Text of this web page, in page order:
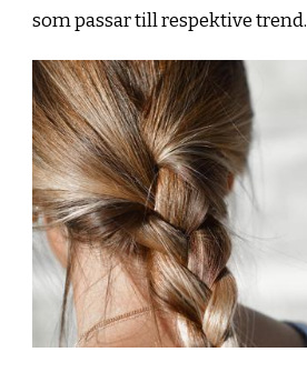
som passar till respektive trend.